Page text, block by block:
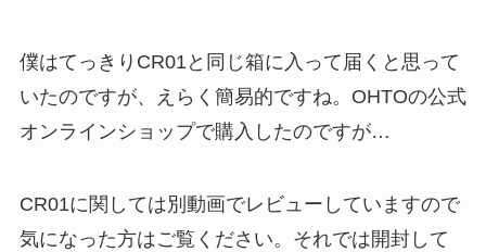
僕はてっきりCR01と同じ箱に入って届くと思って
いたのですが、えらく簡易的ですね。OHTOの公式
オンラインショップで購入したのですが…
CR01に関しては別動画でレビューしていますので
気になった方はご覧ください。それでは開封して